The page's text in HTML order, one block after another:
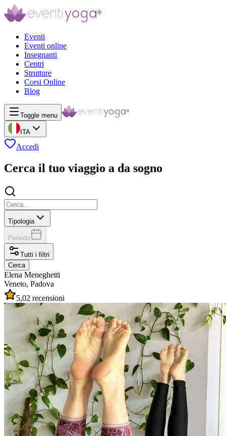
Eventi
Eventi online
Insegnanti
Centri
Strutture
Corsi Online
Blog
Toggle menu
ITA
Accedi
Cerca il tuo viaggio a da sogno
Tipologia
Periodo
Tutti i filtri
Cerca
Elena Meneghetti
Veneto, Padova
5,02 recensioni